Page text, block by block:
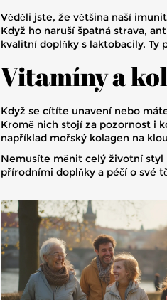
Věděli jste, že většina naší
Když ho naruší špatná strava,
kvalitní doplňky s laktobacily.
Vitamíny a
Když se cítíte unavení nebo
Kromě nich stojí za pozornost i
například mořský kolagen na
Nemusíte měnit celý životní styl
přírodními doplňky a péčí o své